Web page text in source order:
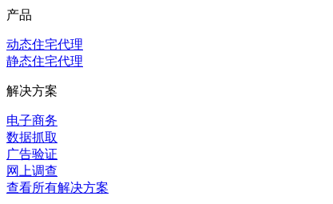
产品
动态住宅代理
静态住宅代理
解决方案
电子商务
数据抓取
广告验证
网上调查
查看所有解决方案